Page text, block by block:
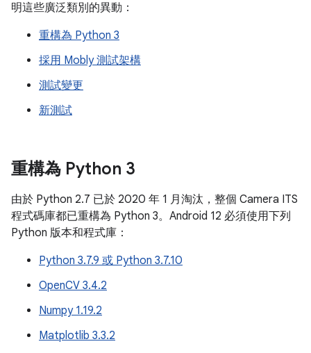
明這些廣泛類別的異動：
重構為 Python 3
採用 Mobly 測試架構
測試變更
新測試
重構為 Python 3
由於 Python 2.7 已於 2020 年 1 月淘汰，整個 Camera ITS
程式碼庫都已重構為 Python 3。Android 12 必須使用下列
Python 版本和程式庫：
Python 3.7.9 或 Python 3.7.10
OpenCV 3.4.2
Numpy 1.19.2
Matplotlib 3.3.2